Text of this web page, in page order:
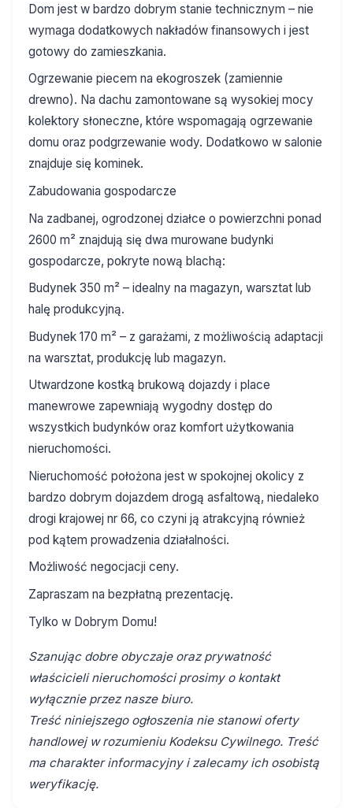
Dom jest w bardzo dobrym stanie technicznym – nie
wymaga dodatkowych nakładów finansowych i jest
gotowy do zamieszkania.
Ogrzewanie piecem na ekogroszek (zamiennie
drewno). Na dachu zamontowane są wysokiej mocy
kolektory słoneczne, które wspomagają ogrzewanie
domu oraz podgrzewanie wody. Dodatkowo w salonie
znajduje się kominek.
Zabudowania gospodarcze
Na zadbanej, ogrodzonej działce o powierzchni ponad
2600 m² znajdują się dwa murowane budynki
gospodarcze, pokryte nową blachą:
Budynek 350 m² – idealny na magazyn, warsztat lub
halę produkcyjną.
Budynek 170 m² – z garażami, z możliwością adaptacji
na warsztat, produkcję lub magazyn.
Utwardzone kostką brukową dojazdy i place
manewrowe zapewniają wygodny dostęp do
wszystkich budynków oraz komfort użytkowania
nieruchomości.
Nieruchomość położona jest w spokojnej okolicy z
bardzo dobrym dojazdem drogą asfaltową, niedaleko
drogi krajowej nr 66, co czyni ją atrakcyjną również
pod kątem prowadzenia działalności.
Możliwość negocjacji ceny.
Zapraszam na bezpłatną prezentację.
Tylko w Dobrym Domu!
Szanując dobre obyczaje oraz prywatność
właścicieli nieruchomości prosimy o kontakt
wyłącznie przez nasze biuro.
Treść niniejszego ogłoszenia nie stanowi oferty
handlowej w rozumieniu Kodeksu Cywilnego. Treść
ma charakter informacyjny i zalecamy ich osobistą
weryfikację.